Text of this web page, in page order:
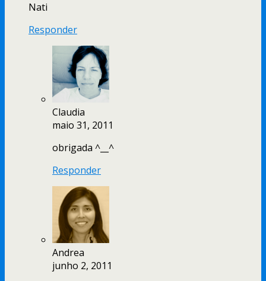
Nati
Responder
Claudia
maio 31, 2011
obrigada ^__^
Responder
Andrea
junho 2, 2011